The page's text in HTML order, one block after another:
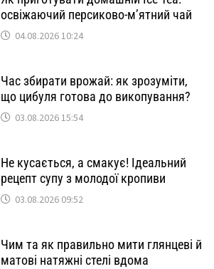
освіжаючий персиково-м’ятний чай
04.08.2026 10:24
Час збирати врожай: як зрозуміти,
що цибуля готова до викопування?
03.08.2026 15:54
Не кусається, а смакує! Ідеальний
рецепт супу з молодої кропиви
03.08.2026 09:52
Чим та як правильно мити глянцеві й
матові натяжні стелі вдома